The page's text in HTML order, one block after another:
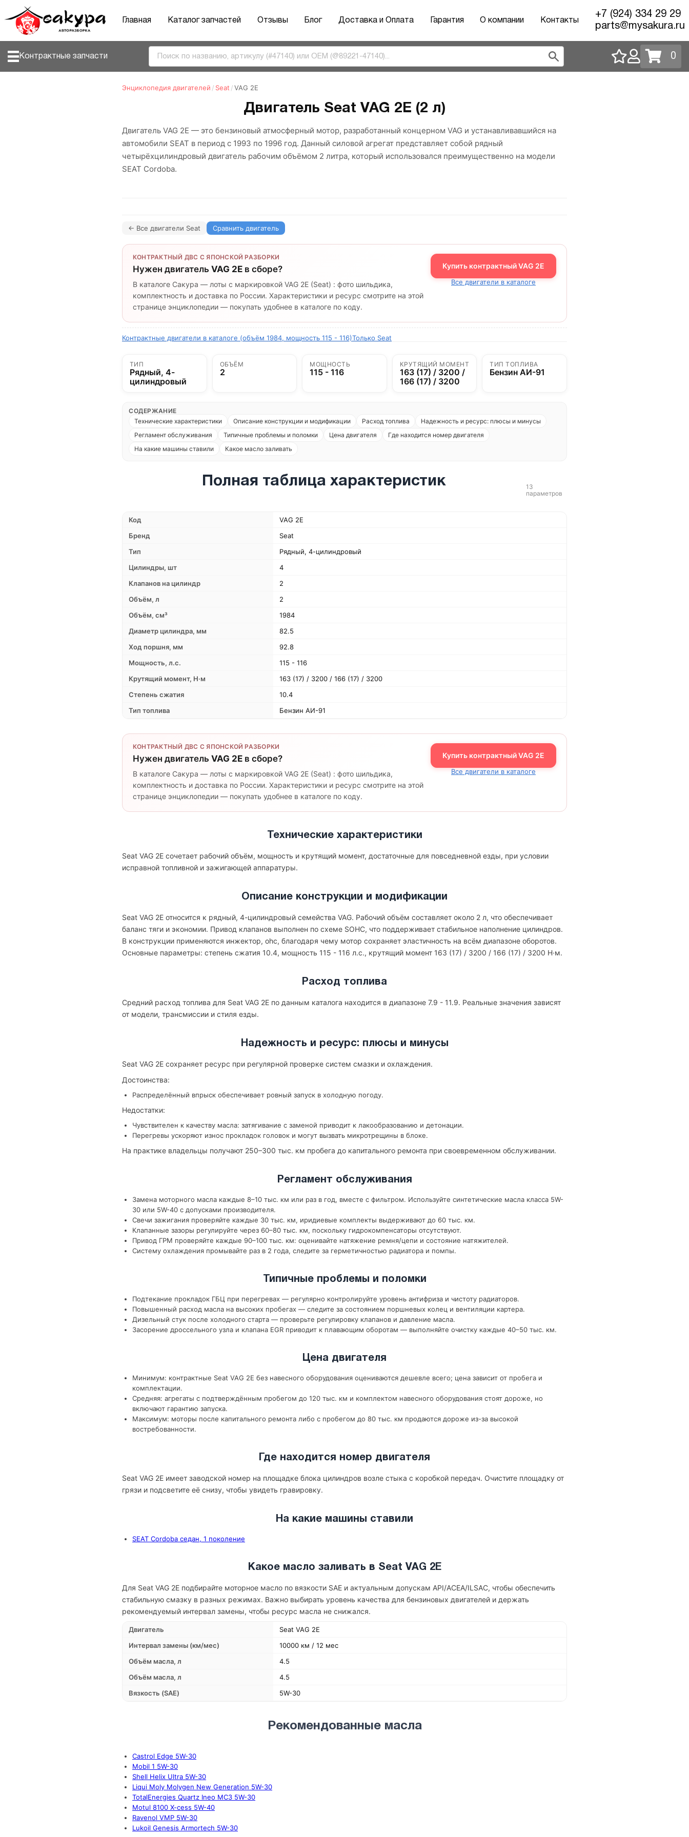
Главная Каталог запчастей Отзывы Блог Доставка и Оплата Гарантия О компании Контакты
+7 (924) 334 29 29
parts@mysakura.ru
Контрактные запчасти 0
Энциклопедия двигателей / Seat /VAG 2E
Двигатель Seat VAG 2E (2 л)
Двигатель VAG 2E — это бензиновый атмосферный мотор, разработанный концерном VAG и устанавливавшийся на
автомобили SEAT в период с 1993 по 1996 год. Данный силовой агрегат представляет собой рядный
четырёхцилиндровый двигатель рабочим объёмом 2 литра, который использовался преимущественно на модели
SEAT Cordoba.
← Все двигатели Seat Сравнить двигатель
КОНТРАКТНЫЙ ДВС С ЯПОНСКОЙ РАЗБОРКИ
Нужен двигатель VAG 2E в сборе?
В каталоге Сакура — лоты с маркировкой VAG 2E (Seat) : фото шильдика,
комплектность и доставка по России. Характеристики и ресурс смотрите на этой
странице энциклопедии — покупать удобнее в каталоге по коду.
Купить контрактный VAG 2E
Все двигатели в каталоге
Контрактные двигатели в каталоге (объём 1984, мощность 115 - 116)Только Seat
ТИП
Рядный, 4-
цилиндровый
ОБЪЁМ
2
МОЩНОСТЬ
115 - 116
КРУТЯЩИЙ МОМЕНТ
163 (17) / 3200 /
166 (17) / 3200
ТИП ТОПЛИВА
Бензин АИ-91
СОДЕРЖАНИЕ
Технические характеристики
Описание конструкции и модификации Расход топлива
Надежность и ресурс: плюсы и минусы
Регламент обслуживания
Типичные проблемы и поломки Цена двигателя
Где находится номер двигателя
На какие машины ставили
Какое масло заливать
Полная таблица характеристик
13
параметров
Код
VAG 2E
Бренд
Seat
Тип
Рядный, 4-цилиндровый
Цилиндры, шт
4
Клапанов на цилиндр
2
Объём, л
2
Объём, см³
1984
Диаметр цилиндра, мм
82.5
Ход поршня, мм
92.8
Мощность, л.с.
115 - 116
Крутящий момент, Н·м
163 (17) / 3200 / 166 (17) / 3200
Степень сжатия
10.4
Тип топлива
Бензин АИ-91
КОНТРАКТНЫЙ ДВС С ЯПОНСКОЙ РАЗБОРКИ
Нужен двигатель VAG 2E в сборе?
В каталоге Сакура — лоты с маркировкой VAG 2E (Seat) : фото шильдика,
комплектность и доставка по России. Характеристики и ресурс смотрите на этой
странице энциклопедии — покупать удобнее в каталоге по коду.
Купить контрактный VAG 2E
Все двигатели в каталоге
Технические характеристики
Seat VAG 2E сочетает рабочий объём, мощность и крутящий момент, достаточные для повседневной езды, при условии
исправной топливной и зажигающей аппаратуры.
Описание конструкции и модификации
Seat VAG 2E относится к рядный, 4-цилиндровый семейства VAG. Рабочий объём составляет около 2 л, что обеспечивает
баланс тяги и экономии. Привод клапанов выполнен по схеме SOHC, что поддерживает стабильное наполнение цилиндров.
В конструкции применяются инжектор, ohc, благодаря чему мотор сохраняет эластичность на всём диапазоне оборотов.
Основные параметры: степень сжатия 10.4, мощность 115 - 116 л.с., крутящий момент 163 (17) / 3200 / 166 (17) / 3200 Н·м.
Расход топлива
Средний расход топлива для Seat VAG 2E по данным каталога находится в диапазоне 7.9 - 11.9. Реальные значения зависят
от модели, трансмиссии и стиля езды.
Надежность и ресурс: плюсы и минусы
Seat VAG 2E сохраняет ресурс при регулярной проверке систем смазки и охлаждения.
Достоинства:
Распределённый впрыск обеспечивает ровный запуск в холодную погоду.
Недостатки:
Чувствителен к качеству масла: затягивание с заменой приводит к лакообразованию и детонации.
Перегревы ускоряют износ прокладок головок и могут вызвать микротрещины в блоке.
На практике владельцы получают 250–300 тыс. км пробега до капитального ремонта при своевременном обслуживании.
Регламент обслуживания
Замена моторного масла каждые 8–10 тыс. км или раз в год, вместе с фильтром. Используйте синтетические масла класса 5W-
30 или 5W-40 с допусками производителя.
Свечи зажигания проверяйте каждые 30 тыс. км, иридиевые комплекты выдерживают до 60 тыс. км.
Клапанные зазоры регулируйте через 60–80 тыс. км, поскольку гидрокомпенсаторы отсутствуют.
Привод ГРМ проверяйте каждые 90–100 тыс. км: оценивайте натяжение ремня/цепи и состояние натяжителей.
Систему охлаждения промывайте раз в 2 года, следите за герметичностью радиатора и помпы.
Типичные проблемы и поломки
Подтекание прокладок ГБЦ при перегревах — регулярно контролируйте уровень антифриза и чистоту радиаторов.
Повышенный расход масла на высоких пробегах — следите за состоянием поршневых колец и вентиляции картера.
Дизельный стук после холодного старта — проверьте регулировку клапанов и давление масла.
Засорение дроссельного узла и клапана EGR приводит к плавающим оборотам — выполняйте очистку каждые 40–50 тыс. км.
Цена двигателя
Минимум: контрактные Seat VAG 2E без навесного оборудования оцениваются дешевле всего; цена зависит от пробега и
комплектации.
Средняя: агрегаты с подтверждённым пробегом до 120 тыс. км и комплектом навесного оборудования стоят дороже, но
включают гарантию запуска.
Максимум: моторы после капитального ремонта либо с пробегом до 80 тыс. км продаются дороже из-за высокой
востребованности.
Где находится номер двигателя
Seat VAG 2E имеет заводской номер на площадке блока цилиндров возле стыка с коробкой передач. Очистите площадку от
грязи и подсветите её снизу, чтобы увидеть гравировку.
На какие машины ставили
SEAT Cordoba седан, 1 поколение
Какое масло заливать в Seat VAG 2E
Для Seat VAG 2E подбирайте моторное масло по вязкости SAE и актуальным допускам API/ACEA/ILSAC, чтобы обеспечить
стабильную смазку в разных режимах. Важно выбирать уровень качества для бензиновых двигателей и держать
рекомендуемый интервал замены, чтобы ресурс масла не снижался.
Двигатель
Seat VAG 2E
Интервал замены (км/мес)
10000 км / 12 мес
Объём масла, л
4.5
Объём масла, л
4.5
Вязкость (SAE)
5W-30
Рекомендованные масла
Castrol Edge 5W-30
Mobil 1 5W-30
Shell Helix Ultra 5W-30
Liqui Moly Molygen New Generation 5W-30
TotalEnergies Quartz Ineo MC3 5W-30
Motul 8100 X-cess 5W-40
Ravenol VMP 5W-30
Lukoil Genesis Armortech 5W-30